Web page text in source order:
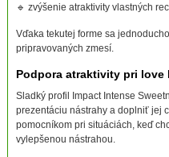
🔹 zvýšenie atraktivity vlastných
Vďaka tekutej forme sa
pripravovaných zmesí.
Podpora atraktivity pri love
Sladký profil Impact Intense
prezentáciu nástrahy a doplniť jej
pomocníkom pri situáciách, keď
vylepšenou nástrahou.